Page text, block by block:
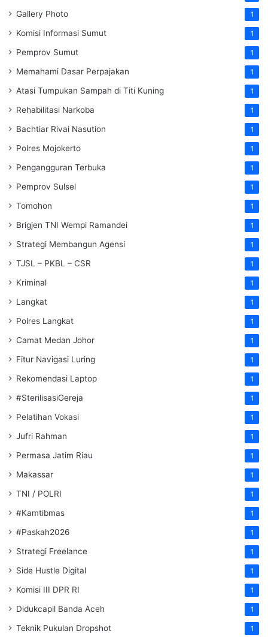
Gallery Photo 1
Komisi Informasi Sumut 1
Pemprov Sumut 1
Memahami Dasar Perpajakan 1
Atasi Tumpukan Sampah di Titi Kuning 1
Rehabilitasi Narkoba 1
Bachtiar Rivai Nasution 1
Polres Mojokerto 1
Pengangguran Terbuka 1
Pemprov Sulsel 1
Tomohon 1
Brigjen TNI Wempi Ramandei 1
Strategi Membangun Agensi 1
TJSL – PKBL – CSR 1
Kriminal 1
Langkat 1
Polres Langkat 1
Camat Medan Johor 1
Fitur Navigasi Luring 1
Rekomendasi Laptop 1
#SterilisasiGereja 1
Pelatihan Vokasi 1
Jufri Rahman 1
Permasa Jatim Riau 1
Makassar 1
TNI / POLRI 1
#Kamtibmas 1
#Paskah2026 1
Strategi Freelance 1
Side Hustle Digital 1
Komisi III DPR RI 1
Didukcapil Banda Aceh 1
Teknik Pukulan Dropshot 1